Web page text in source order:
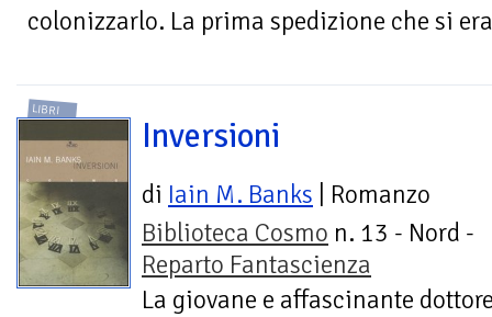
colonizzarlo. La prima spedizione che si
LIBRI
Inversioni
di Iain M. Banks | Romanzo
Biblioteca Cosmo n. 13 - Nord -
Reparto Fantascienza
La giovane e affascinante